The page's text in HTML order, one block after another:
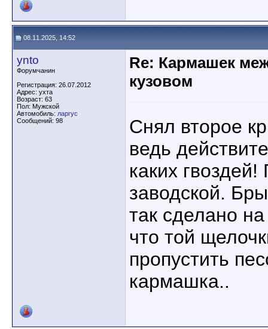
08.11.2025, 14:52
ynto
Форумчанин
Регистрация: 26.07.2012
Адрес: ухта
Возраст: 63
Пол: Мужской
Автомобиль: ларгус
Сообщений: 98
Re: Кармашек
кузовом
Снял второе
ведь
каких
заводской.
так сделано
что той
пропустить
кармашка..